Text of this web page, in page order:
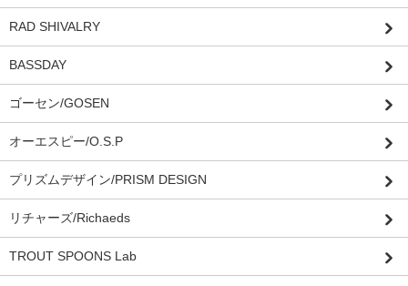
RAD SHIVALRY
BASSDAY
ゴーセン/GOSEN
オーエスピー/O.S.P
プリズムデザイン/PRISM DESIGN
リチャーズ/Richaeds
TROUT SPOONS Lab